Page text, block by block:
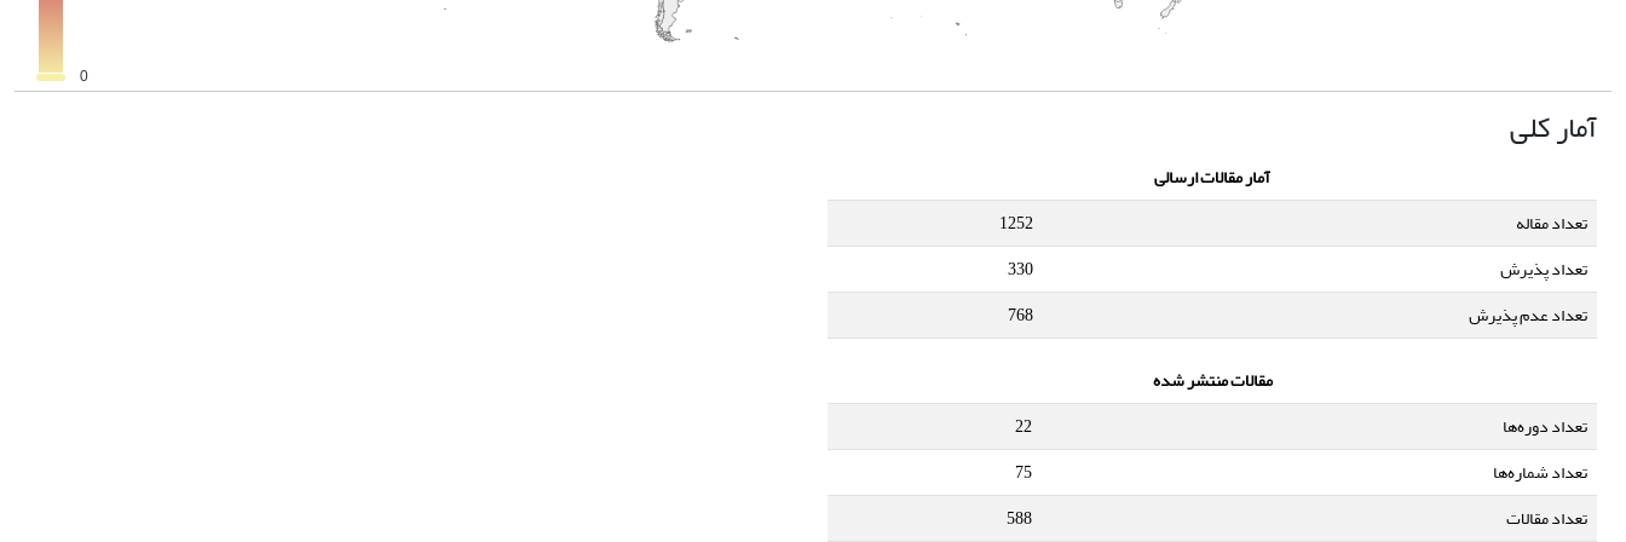
آمار کلی
آمار مقالات ارسالی
تعداد مقاله
1252
تعداد پذیرش
330
تعداد عدم پذیرش
768
مقالات منتشر شده
تعداد دوره‌ها
22
تعداد شماره‌ها
75
تعداد مقالات
588